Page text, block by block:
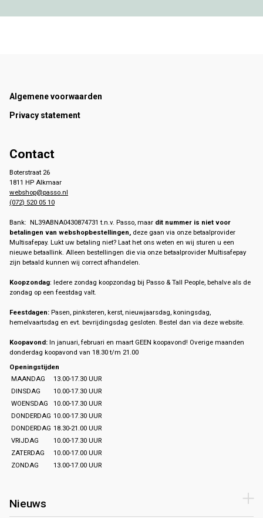
Footer
Algemene voorwaarden
Privacy statement
Contact
Boterstraat 26
1811 HP Alkmaar
webshop@passo.nl
(072) 520 05 10
Bank: NL39ABNA0430874731 t.n.v. Passo, maar dit nummer is niet voor
betalingen van webshopbestellingen, deze gaan via onze betaalprovider
Multisafepay. Lukt uw betaling niet? Laat het ons weten en wij sturen u een
nieuwe betaallink. Alleen bestellingen die via onze betaalprovider Multisafepay
zijn betaald kunnen wij correct afhandelen.
Koopzondag: Iedere zondag koopzondag bij Passo & Tall People, behalve als de
zondag op een feestdag valt.
Feestdagen: Pasen, pinksteren, kerst, nieuwjaarsdag, koningsdag,
hemelvaartsdag en evt. bevrijdingsdag gesloten. Bestel dan via deze website.
Koopavond: In januari, februari en maart GEEN koopavond! Overige maanden
donderdag koopavond van 18.30 t/m 21.00
Openingstijden
MAANDAG
13.00-17.30 UUR
DINSDAG
10.00-17.30 UUR
WOENSDAG
10.00-17.30 UUR
DONDERDAG 10.00-17.30 UUR
DONDERDAG 18.30-21.00 UUR
VRIJDAG
10.00-17.30 UUR
ZATERDAG
10.00-17.00 UUR
ZONDAG
13.00-17.00 UUR
Nieuws